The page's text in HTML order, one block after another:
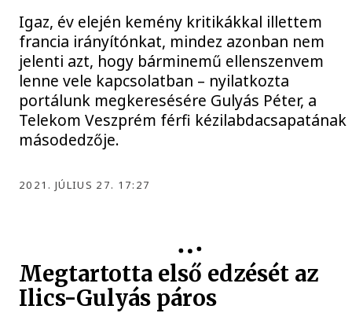
Igaz, év elején kemény kritikákkal illettem
francia irányítónkat, mindez azonban nem
jelenti azt, hogy bárminemű ellenszenvem
lenne vele kapcsolatban – nyilatkozta
portálunk megkeresésére Gulyás Péter, a
Telekom Veszprém férfi kézilabdacsapatának
másodedzője.
2021. JÚLIUS 27. 17:27
Megtartotta első edzését az
Ilics-Gulyás páros